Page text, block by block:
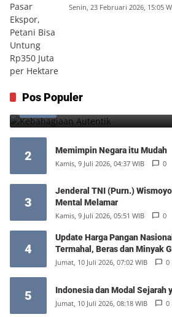
Juta per Hektare
Senin, 23 Februari 2026, 15:05
Pos Populer
1 Kebahagiaan Autentik
2 Memimpin Negara itu Mudah
Kamis, 9 Juli 2026, 04:37 WIB 0
3
Jenderal TNI (Purn.)
Mental Melamar
Kamis, 9 Juli 2026, 05:51 WIB 0
4
Update Harga Pangan
Termahal, Beras dan Minyak
Jumat, 10 Juli 2026, 07:02 WIB 0
5 Indonesia dan Modal Sejarah
Jumat, 10 Juli 2026, 08:18 WIB 0